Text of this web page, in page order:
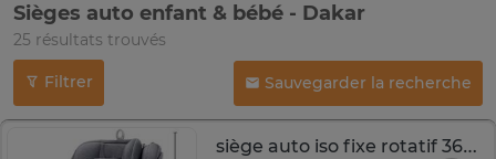
Sièges auto enfant & bébé - Dakar
25 résultats trouvés
Filtrer Sauvegarder la recherche
siège auto iso fixe rotatif 360 degrés